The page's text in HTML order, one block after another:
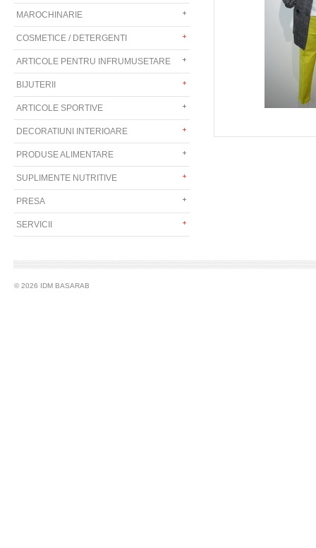
MAROCHINARIE
COSMETICE / DETERGENTI
ARTICOLE PENTRU INFRUMUSETARE
BIJUTERII
ARTICOLE SPORTIVE
DECORATIUNI INTERIOARE
PRODUSE ALIMENTARE
SUPLIMENTE NUTRITIVE
PRESA
SERVICII
© 2026 IDM BASARAB